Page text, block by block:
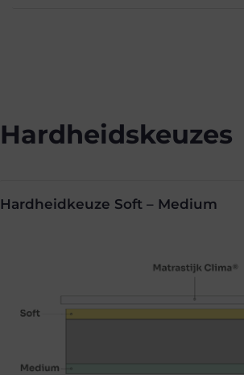
Hardheidskeuzes
Hardheidkeuze Soft – Medium